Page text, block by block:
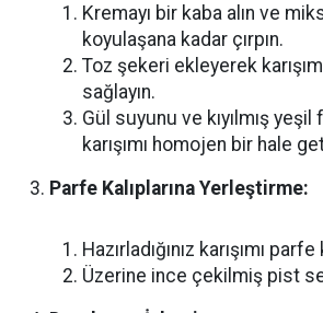
Kremayı bir kaba alın ve
koyulaşana kadar çırpın.
Toz şekeri ekleyerek
sağlayın.
Gül suyunu ve kıyılmış yeşil
karışımı homojen bir hale
Parfe Kalıplarına Yerleştirme:
Hazırladığınız karışımı
Üzerine ince çekilmiş pist